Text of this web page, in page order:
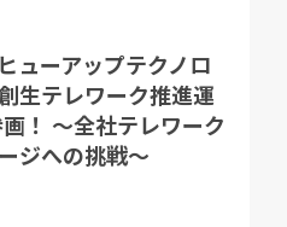
ューアップテクノロ
生テレワーク推進運
！ ～全社テレワーク
ジへの挑戦～